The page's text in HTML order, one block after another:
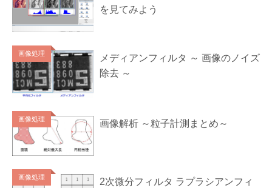
を見てみよう
画像処理
メディアンフィルタ ～ 画像のノイズ
除去 ～
画像処理 画像解析 ～粒子計測まとめ～
画像処理
2次微分フィルタ ラプラシアンフィ